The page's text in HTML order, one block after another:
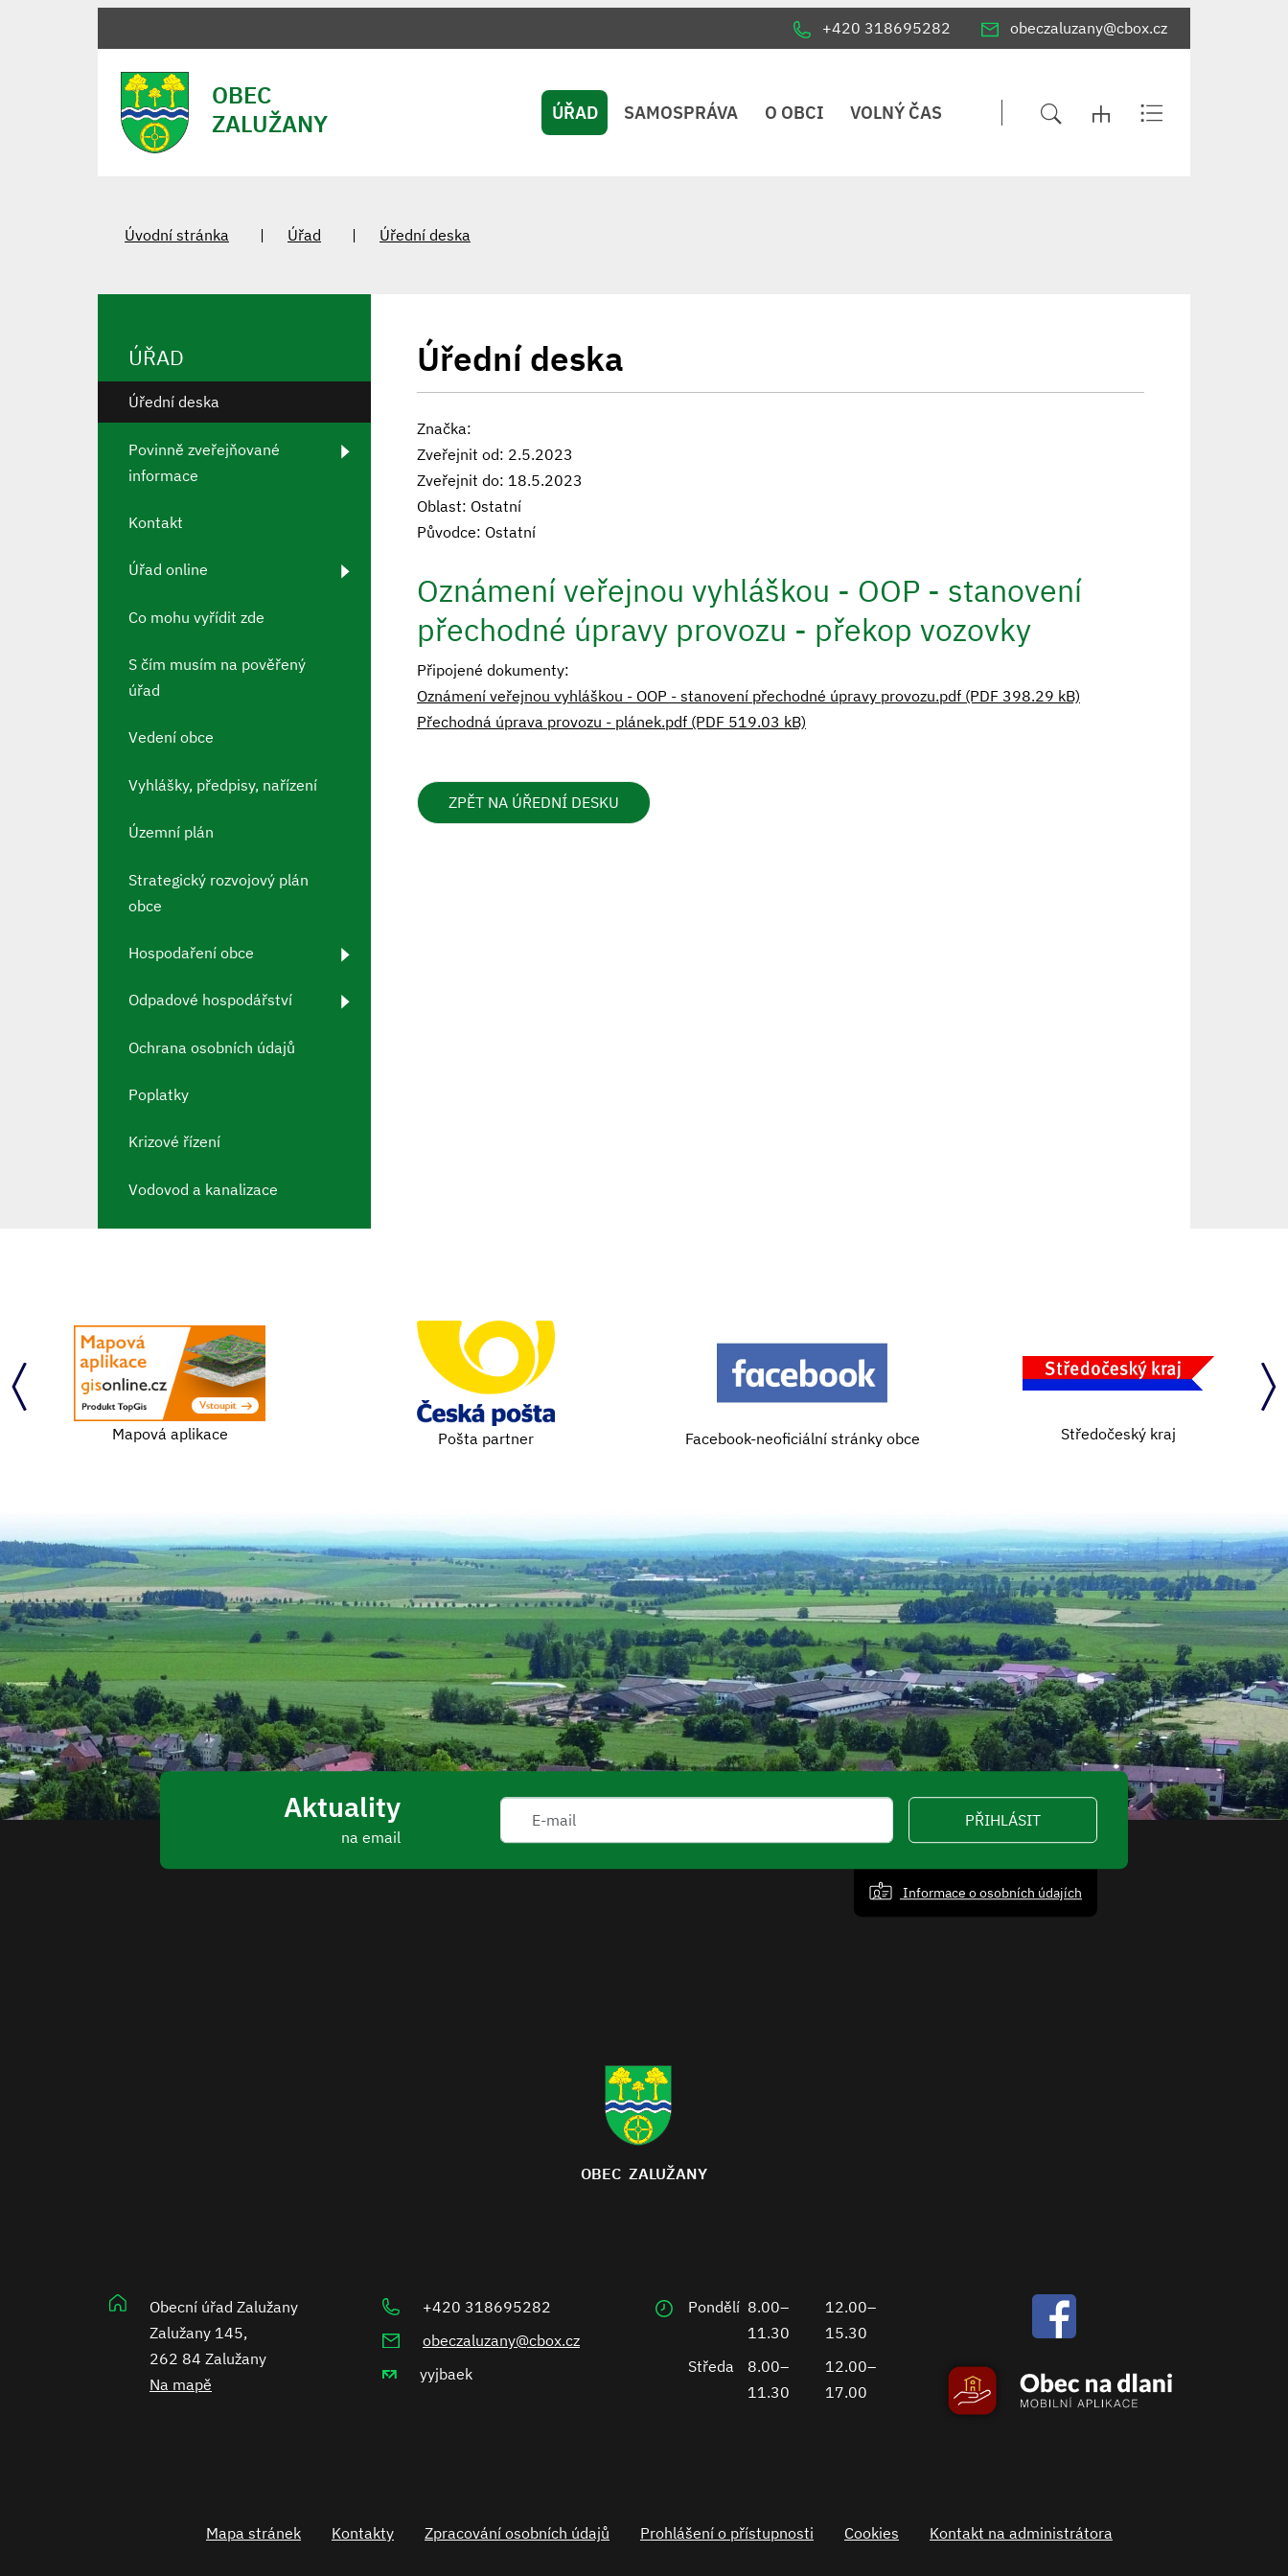
+420 318695282 obeczaluzany@cbox.cz
OBEC
ZALUŽANY
ÚŘAD SAMOSPRÁVA O OBCI VOLNÝ ČAS
Úvodní stránka Úřad Úřední deska
Úřední deska
Značka:
Zveřejnit od: 2.5.2023
Zveřejnit do: 18.5.2023
Oblast: Ostatní
Původce: Ostatní
Oznámení veřejnou vyhláškou - OOP - stanovení
přechodné úpravy provozu - překop vozovky
Připojené dokumenty:
Oznámení veřejnou vyhláškou - OOP - stanovení přechodné úpravy provozu.pdf (PDF 398.29 kB)
Přechodná úprava provozu - plánek.pdf (PDF 519.03 kB)
ZPĚT NA ÚŘEDNÍ DESKU
ÚŘAD
Úřední deska
Povinně zveřejňované
informace
Kontakt
Úřad online
Co mohu vyřídit zde
S čím musím na pověřený
úřad
Vedení obce
Vyhlášky, předpisy, nařízení
Územní plán
Strategický rozvojový plán
obce
Hospodaření obce
Odpadové hospodářství
Ochrana osobních údajů
Poplatky
Krizové řízení
Vodovod a kanalizace
Mapová aplikace Pošta partner Facebook-neoficiální stránky obce Středočeský kraj
Aktuality
na email
PŘIHLÁSIT
Informace o osobních údajích
OBEC ZALUŽANY
Obecní úřad Zalužany
Zalužany 145,
262 84 Zalužany
Na mapě
+420 318695282
obeczaluzany@cbox.cz
yyjbaek
Pondělí 8.00–
11.30
12.00–
15.30
Středa
8.00–
11.30
12.00–
17.00
Mapa stránek Kontakty Zpracování osobních údajů Prohlášení o přístupnosti Cookies Kontakt na administrátora